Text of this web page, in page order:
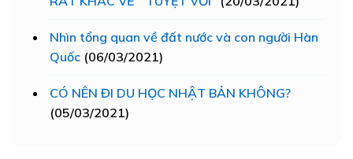
Nhìn tổng quan về đất nước và con người Hàn
Quốc (06/03/2021)
CÓ NÊN ĐI DU HỌC NHẬT BẢN KHÔNG?
(05/03/2021)